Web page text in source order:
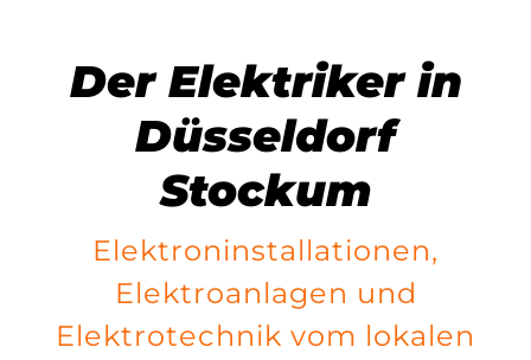
Der Elektriker in
Düsseldorf
Stockum
Elektroninstallationen,
Elektroanlagen und
Elektrotechnik vom lokalen